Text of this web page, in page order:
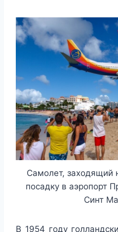
Самолет, заходящий
посадку в аэропорт
Синт
В 1954 году